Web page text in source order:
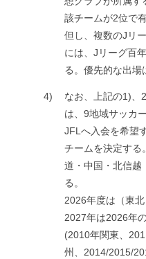
該チームが2位で
但し、複数のJリ
には、Jリーグ百
る。優先的な出場
4)
なお、上記の1)、
は、9地域サッカ
JFLへ入会を希望
チームを決定する
道・中国・北信越
る。
2026年度は（東北
2027年は2026年
(2010年関東、
州、2014/2015/